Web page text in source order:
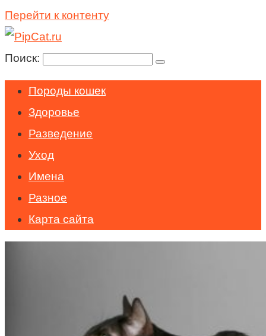
Перейти к контенту
Поиск:
Породы кошек
Здоровье
Разведение
Уход
Имена
Разное
Карта сайта